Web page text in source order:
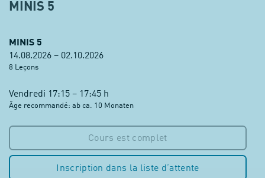
MINIS 5
MINIS 5
14.08.2026 – 02.10.2026
8 Leçons
Vendredi 17:15 – 17:45 h
Âge recommandé: ab ca. 10 Monaten
Cours est complet
Inscription dans la liste d’attente